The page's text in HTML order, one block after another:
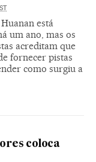
está
um ano, mas os
acreditam que
fornecer pistas
como surgiu a
coloca